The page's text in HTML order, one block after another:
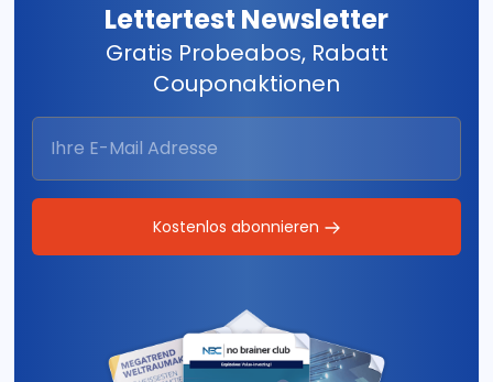
Lettertest Newsletter
Gratis Probeabos, Rabatt
Couponaktionen
Kostenlos abonnieren